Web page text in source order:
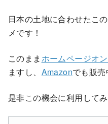
日本の土地に合わせたこ
メです！
このまま ホームページオ
ますし、 Amazonでも販売
是非この機会に利用して